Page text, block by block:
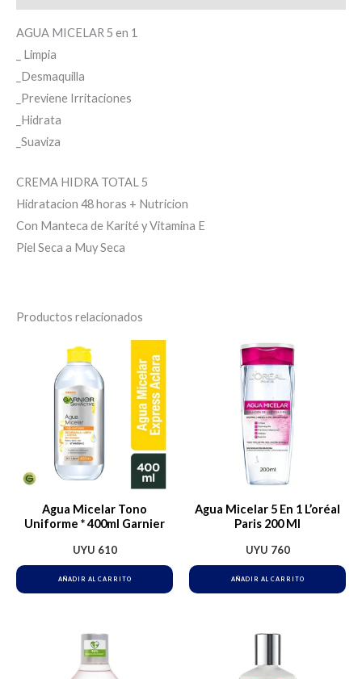
AGUA MICELAR 5 en 1
_ Limpia
_Desmaquilla
_Previene Irritaciones
_Hidrata
_Suaviza
CREMA HIDRA TOTAL 5
Hidratacion 48 horas + Nutricion
Con Manteca de Karité y Vitamina E
Piel Seca a Muy Seca
Productos relacionados
Agua Micelar Tono
Uniforme * 400ml Garnier
UYU 610
AÑADIR AL CARRITO
Agua Micelar 5 En 1 L’oréal
Paris 200 Ml
UYU 760
AÑADIR AL CARRITO